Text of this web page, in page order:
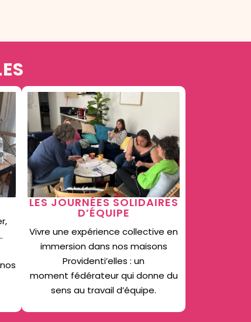
LES JOURNÉES SOLIDAIRES
D’ÉQUIPE
Vivre une expérience collective en
immersion dans nos maisons
Providenti’elles : un
moment fédérateur qui donne du
sens au travail d’équipe.